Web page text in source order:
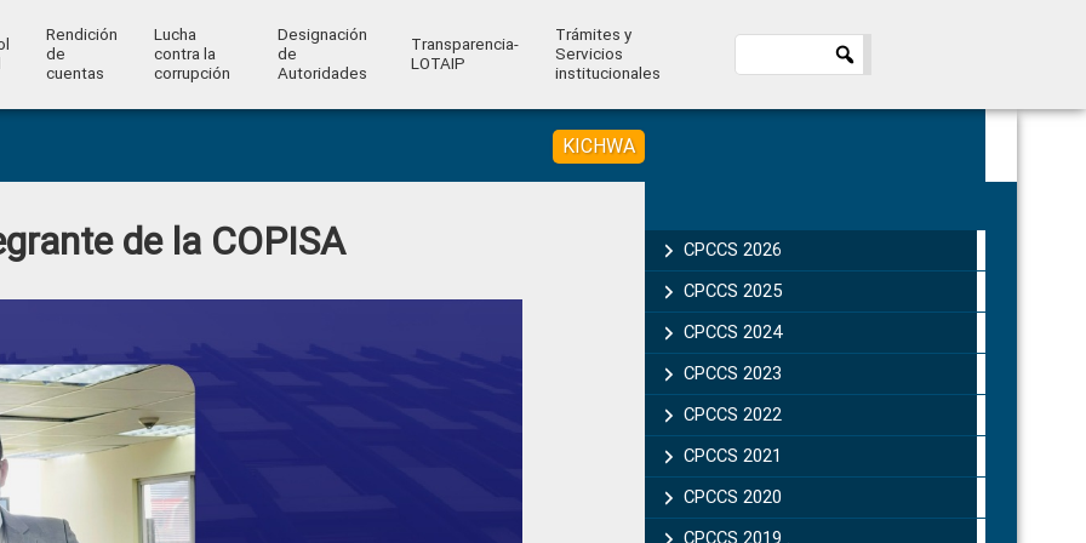
Rendición
de
cuentas
Lucha
contra la
corrupción
Designación
de
Autoridades
Transparencia-
LOTAIP
Trámites y
Servicios
institucionales
KICHWA
de la COPISA
Sidebar
CPCCS 2026
CPCCS 2025
CPCCS 2024
CPCCS 2023
CPCCS 2022
CPCCS 2021
CPCCS 2020
CPCCS 2019 .